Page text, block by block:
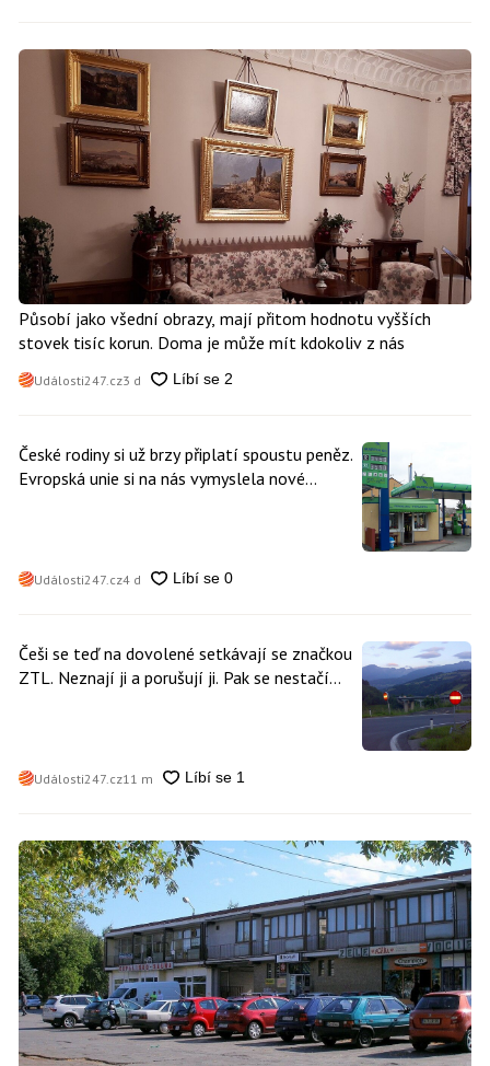
Působí jako všední obrazy, mají přitom hodnotu vyšších
stovek tisíc korun. Doma je může mít kdokoliv z nás
Události247.cz3 d
České rodiny si už brzy připlatí spoustu peněz.
Evropská unie si na nás vymyslela nové
Události247.cz4 d
Češi se teď na dovolené setkávají se značkou
ZTL. Neznají ji a porušují ji. Pak se nestačí
Události247.cz11 m